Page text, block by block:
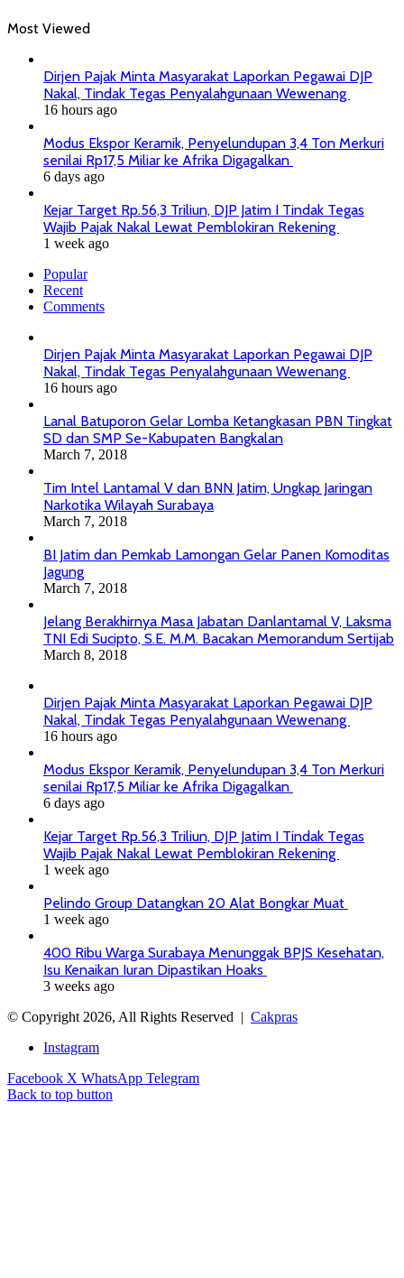
Most Viewed
Dirjen Pajak Minta Masyarakat Laporkan Pegawai DJP
Nakal, Tindak Tegas Penyalahgunaan Wewenang
16 hours ago
Modus Ekspor Keramik, Penyelundupan 3,4 Ton Merkuri
senilai Rp17,5 Miliar ke Afrika Digagalkan
6 days ago
Kejar Target Rp.56,3 Triliun, DJP Jatim I Tindak Tegas
Wajib Pajak Nakal Lewat Pemblokiran Rekening
1 week ago
Popular
Recent
Comments
Dirjen Pajak Minta Masyarakat Laporkan Pegawai DJP
Nakal, Tindak Tegas Penyalahgunaan Wewenang
16 hours ago
Lanal Batuporon Gelar Lomba Ketangkasan PBN Tingkat
SD dan SMP Se-Kabupaten Bangkalan
March 7, 2018
Tim Intel Lantamal V dan BNN Jatim, Ungkap Jaringan
Narkotika Wilayah Surabaya
March 7, 2018
BI Jatim dan Pemkab Lamongan Gelar Panen Komoditas
Jagung
March 7, 2018
Jelang Berakhirnya Masa Jabatan Danlantamal V, Laksma
TNI Edi Sucipto, S.E. M.M. Bacakan Memorandum Sertijab
March 8, 2018
Dirjen Pajak Minta Masyarakat Laporkan Pegawai DJP
Nakal, Tindak Tegas Penyalahgunaan Wewenang
16 hours ago
Modus Ekspor Keramik, Penyelundupan 3,4 Ton Merkuri
senilai Rp17,5 Miliar ke Afrika Digagalkan
6 days ago
Kejar Target Rp.56,3 Triliun, DJP Jatim I Tindak Tegas
Wajib Pajak Nakal Lewat Pemblokiran Rekening
1 week ago
Pelindo Group Datangkan 20 Alat Bongkar Muat
1 week ago
400 Ribu Warga Surabaya Menunggak BPJS Kesehatan,
Isu Kenaikan Iuran Dipastikan Hoaks
3 weeks ago
© Copyright 2026, All Rights Reserved | Cakpras
Instagram
Facebook X WhatsApp Telegram
Back to top button